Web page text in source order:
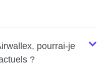
pourrai-je
?